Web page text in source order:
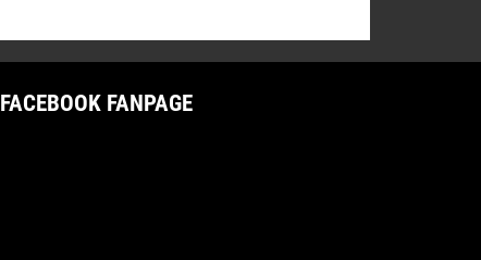
FACEBOOK FANPAGE